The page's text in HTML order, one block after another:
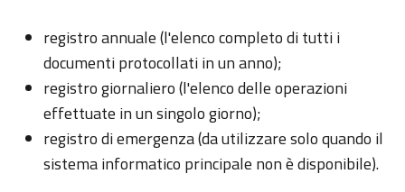
registro annuale (l'elenco completo di tutti i
documenti protocollati in un anno);
registro giornaliero (l'elenco delle operazioni
effettuate in un singolo giorno);
registro di emergenza (da utilizzare solo quando il
sistema informatico principale non è disponibile).